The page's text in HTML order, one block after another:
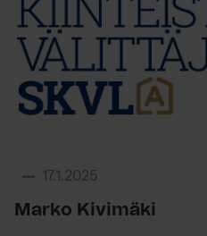
17.1.2025
Marko Kivimäki